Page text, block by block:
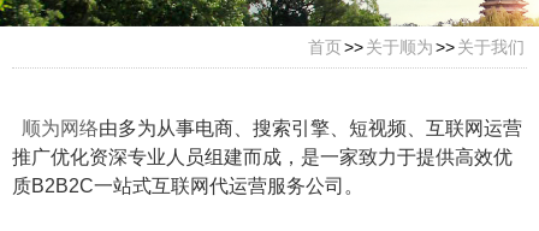
首页>>关于顺为>>关于我们
顺为网络由多为从事电商、搜索引擎、短视频、互联网运营
推广优化资深专业人员组建而成，是一家致力于提供高效优
质B2B2C一站式互联网代运营服务公司。